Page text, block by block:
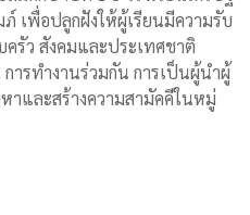
เพื่อปลูกฝังให้ผู้เรียนมีความรับ
รัว สังคมและประเทศชาติ
ารทำงานร่วมกัน การเป็นผู้นำผู้
าและสร้างความสามัคคีในหมู่